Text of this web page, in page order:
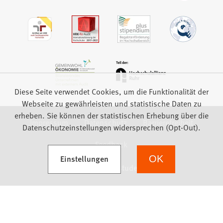
Impressum Datenschutz
Barrierefreiheit
Feedback
Diese Seite verwendet Cookies, um die Funktionalität der
Webseite zu gewährleisten und statistische Daten zu
erheben. Sie können der statistischen Erhebung über die
Datenschutzeinstellungen widersprechen (Opt-Out).
Einstellungen
(Öffnet in einem neuen Tab) OK